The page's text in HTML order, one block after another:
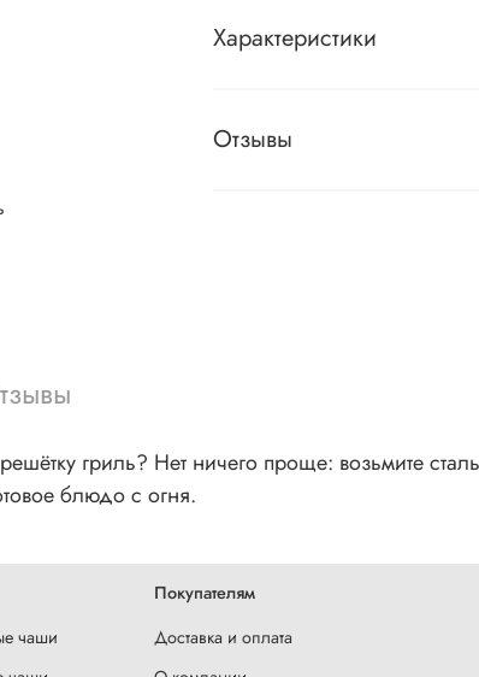
Характеристики
Отзывы
гриль? Нет ничего проще: возьмите
блюдо с огня.
чаши
Покупателям
Доставка и оплата